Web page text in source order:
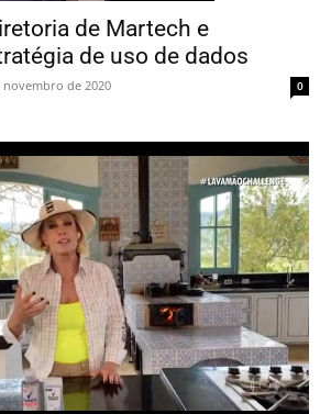
de Martech e
de uso de dados
novembro de 2020 0